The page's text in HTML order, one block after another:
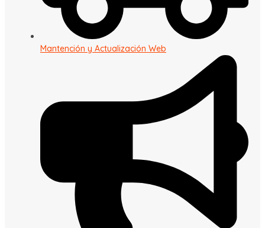
Mantención y Actualización Web